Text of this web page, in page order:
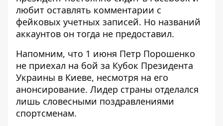
любит оставлять комментарии с
фейковых учетных записей. Но названий
аккаунтов он тогда не предоставил.
Напомним, что 1 июня Петр Порошенко
не приехал на бой за Кубок Президента
Украины в Киеве, несмотря на его
анонсирование. Лидер страны отделался
лишь словесными поздравлениями
спортсменам.